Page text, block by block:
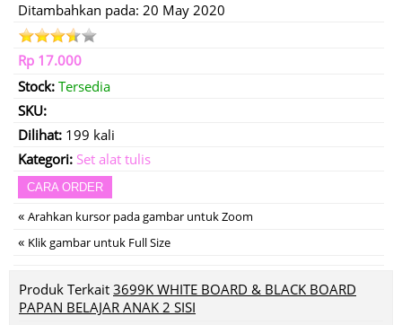
Ditambahkan pada: 20 May 2020
Rp 17.000
Stock: Tersedia
SKU:
Dilihat: 199 kali
Kategori: Set alat tulis
CARA ORDER
« Arahkan kursor pada gambar untuk Zoom
« Klik gambar untuk Full Size
Produk Terkait 3699K WHITE BOARD & BLACK BOARD
PAPAN BELAJAR ANAK 2 SISI